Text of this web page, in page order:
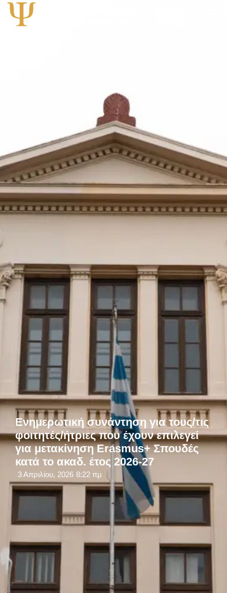
Ενημερωτική συνάντηση για τους/τις
φοιτητές/ήτριες που έχουν επιλεγεί
για μετακίνηση Erasmus+ Σπουδές
κατά το ακαδ. έτος 2026-27
3 Απριλίου, 2026 8:22 πμ